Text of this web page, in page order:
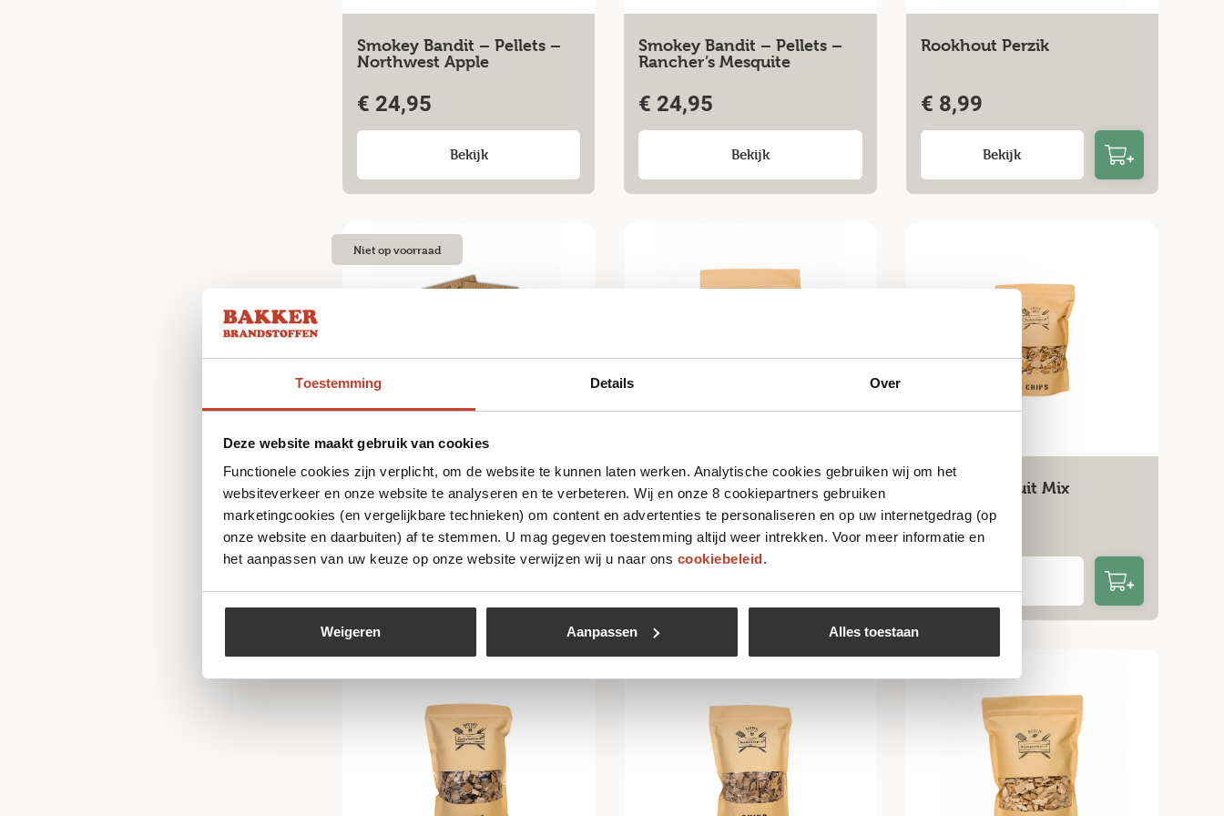
Toestemming Details Over
Deze website maakt gebruik van cookies
Functionele cookies zijn verplicht, om de website te kunnen laten werken. Analytische cookies gebruiken wij om het
websiteverkeer en onze website te analyseren en te verbeteren. Wij en onze 8 cookiepartners gebruiken
marketingcookies (en vergelijkbare technieken) om content en advertenties te personaliseren en op uw internetgedrag (op
onze website en daarbuiten) af te stemmen. U mag gegeven toestemming altijd weer intrekken. Voor meer informatie en
het aanpassen van uw keuze op onze website verwijzen wij u naar ons cookiebeleid.
Weigeren Aanpassen Alles toestaan
Smokey Bandit – Pellets –
Northwest Apple
€ 24,95
Bekijk
Smokey Bandit – Pellets –
Rancher’s Mesquite
€ 24,95
Bekijk
Rookhout Perzik
€ 8,99
Bekijk
Rookplank eiken
€16,99
Niet op voorraad
Rookhout Appel
€7,99
Rookhout Fruit Mix
€8,99